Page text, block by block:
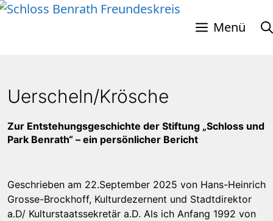
Zum
Menü
Uerscheln/Krösche
Zur Entstehungsgeschichte der Stiftung „Schloss und
Park Benrath“ – ein persönlicher Bericht
Geschrieben am 22.September 2025 von Hans-Heinrich
Grosse-Brockhoff, Kulturdezernent und Stadtdirektor
a.D/ Kulturstaatssekretär a.D. Als ich Anfang 1992 von